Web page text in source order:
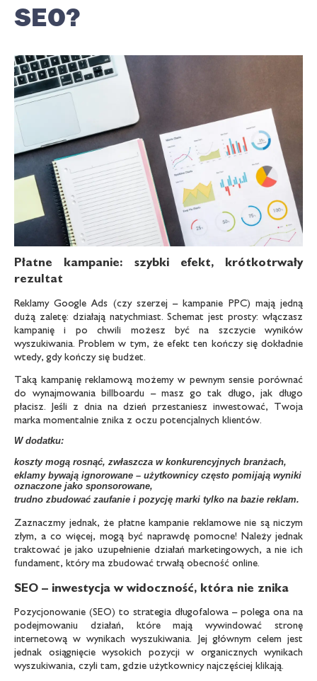
SEO?
Płatne kampanie: szybki efekt, krótkotrwały
rezultat
Reklamy Google Ads (czy szerzej – kampanie PPC) mają jedną
dużą zaletę: działają natychmiast. Schemat jest prosty: włączasz
kampanię i po chwili możesz być na szczycie wyników
wyszukiwania. Problem w tym, że efekt ten kończy się dokładnie
wtedy, gdy kończy się budżet.
Taką kampanię reklamową możemy w pewnym sensie porównać
do wynajmowania billboardu – masz go tak długo, jak długo
płacisz. Jeśli z dnia na dzień przestaniesz inwestować, Twoja
marka momentalnie znika z oczu potencjalnych klientów.
W dodatku:
koszty mogą rosnąć, zwłaszcza w konkurencyjnych branżach,
eklamy bywają ignorowane – użytkownicy często pomijają wyniki
oznaczone jako sponsorowane,
trudno zbudować zaufanie i pozycję marki tylko na bazie reklam.
Zaznaczmy jednak, że płatne kampanie reklamowe nie są niczym
złym, a co więcej, mogą być naprawdę pomocne! Należy jednak
traktować je jako uzupełnienie działań marketingowych, a nie ich
fundament, który ma zbudować trwałą obecność online.
SEO – inwestycja w widoczność, która nie znika
Pozycjonowanie (SEO) to strategia długofalowa – polega ona na
podejmowaniu działań, które mają wywindować stronę
internetową w wynikach wyszukiwania. Jej głównym celem jest
jednak osiągnięcie wysokich pozycji w organicznych wynikach
wyszukiwania, czyli tam, gdzie użytkownicy najczęściej klikają.